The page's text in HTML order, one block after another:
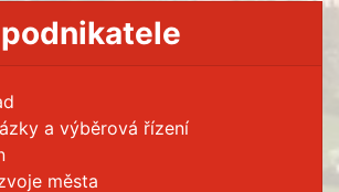
a výběrová řízení
města